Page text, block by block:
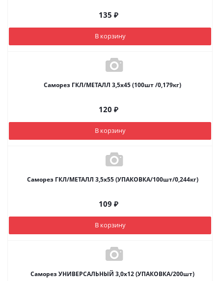
135 ₽
В корзину
Саморез ГКЛ/МЕТАЛЛ 3,5х45 (100шт /0,179кг)
120 ₽
В корзину
Саморез ГКЛ/МЕТАЛЛ 3,5х55 (УПАКОВКА/100шт/0,244кг)
109 ₽
В корзину
Саморез УНИВЕРСАЛЬНЫЙ 3,0х12 (УПАКОВКА/200шт)